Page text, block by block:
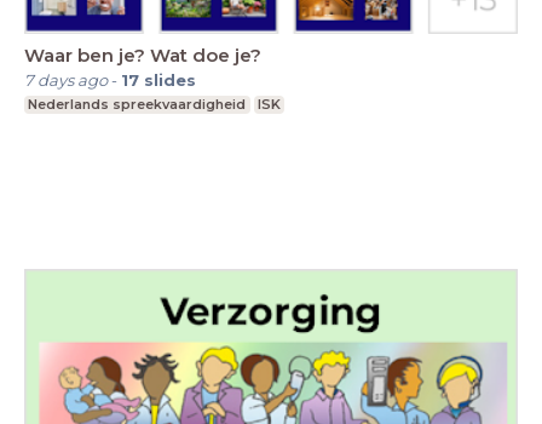
Waar ben je? Wat doe je?
7 days ago- 17 slides
Nederlands spreekvaardigheid ISK